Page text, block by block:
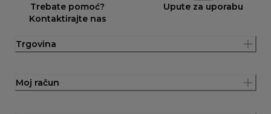
Trebate pomoć?
Kontaktirajte nas
Upute za uporabu
Trgovina
Moj račun